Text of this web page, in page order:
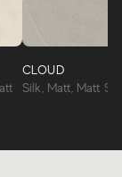
CLOUD
Silk, Matt, Matt